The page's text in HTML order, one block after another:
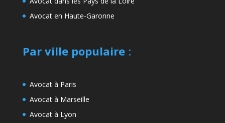
Avocat en Haute-Garonne
Par ville populaire:
Avocat à Paris
Avocat à Marseille
Avocat à Lyon